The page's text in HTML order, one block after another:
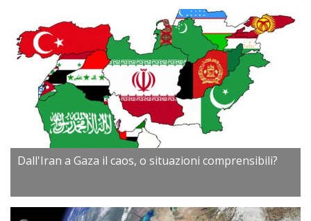
Dall'Iran a Gaza il caos, o situazioni comprensibili?